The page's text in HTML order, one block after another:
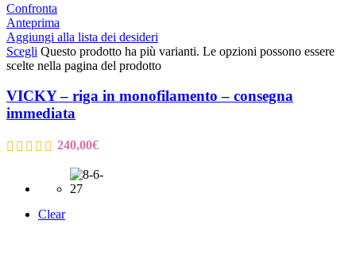
Confronta
Anteprima
Aggiungi alla lista dei desideri
Scegli Questo prodotto ha più varianti. Le opzioni possono essere
scelte nella pagina del prodotto
VICKY – riga in monofilamento – consegna
immediata
240,00€
Clear